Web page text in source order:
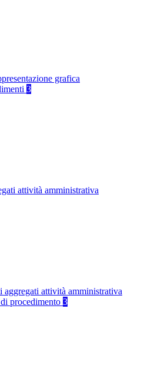
grafica
3
attività amministrativa
aggregati attività amministrativa
procedimento 3